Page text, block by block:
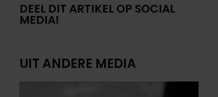
DEEL DIT ARTIKEL OP SOCIAL
MEDIA!
UIT ANDERE MEDIA